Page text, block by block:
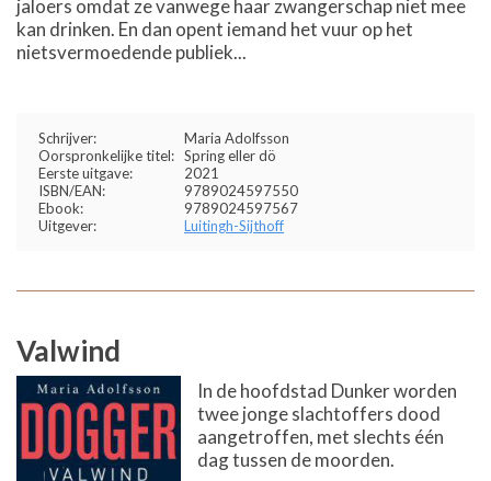
jaloers omdat ze vanwege haar zwangerschap niet mee
kan drinken. En dan opent iemand het vuur op het
nietsvermoedende publiek...
Schrijver:
Maria Adolfsson
Oorspronkelijke titel: Spring eller dö
Eerste uitgave:
2021
ISBN/EAN:
9789024597550
Ebook:
9789024597567
Uitgever:
Luitingh-Sijthoff
Valwind
In de hoofdstad Dunker worden
twee jonge slachtoffers dood
aangetroffen, met slechts één
dag tussen de moorden.